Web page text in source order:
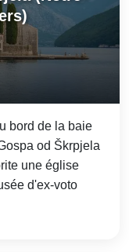
bord de la baie
od Škrpjela
une église
d'ex-voto